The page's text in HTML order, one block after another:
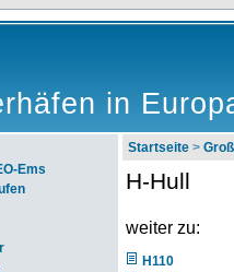
in
Ems
Startseite >
H-Hull
weiter zu:
H110